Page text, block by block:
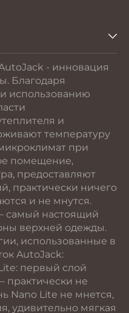
- инновация
Благодаря
использованию
и
температуру
при
помещение,
предоставляют
практически ничего
и не мнутся.
самый настоящий
верхней одежды.
использованные в
AutoJack:
первый слой
практически не
Nano Lite не мнется,
удивительно мягкая